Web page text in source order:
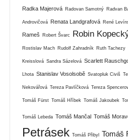
Radka Majerová Radovan Samotný Radvan
Androvičová Renata Landgrafová René
Rameš Robert Švarc Robin
Rostislav Mach Rudolf Zahradník Ruth Tachezy
Kreisslová Sandra Sázelová Scarlett
Lhota Stanislav Vosolsobě Svatopluk Civiš
Nekovářová Tereza Pavlíčková Tereza
Tomáš Fürst Tomáš Hříbek Tomáš Jakoubek
Tomáš Lebeda Tomáš Mančal Tomáš
Petrásek Tomáš Přibyl Tomáš